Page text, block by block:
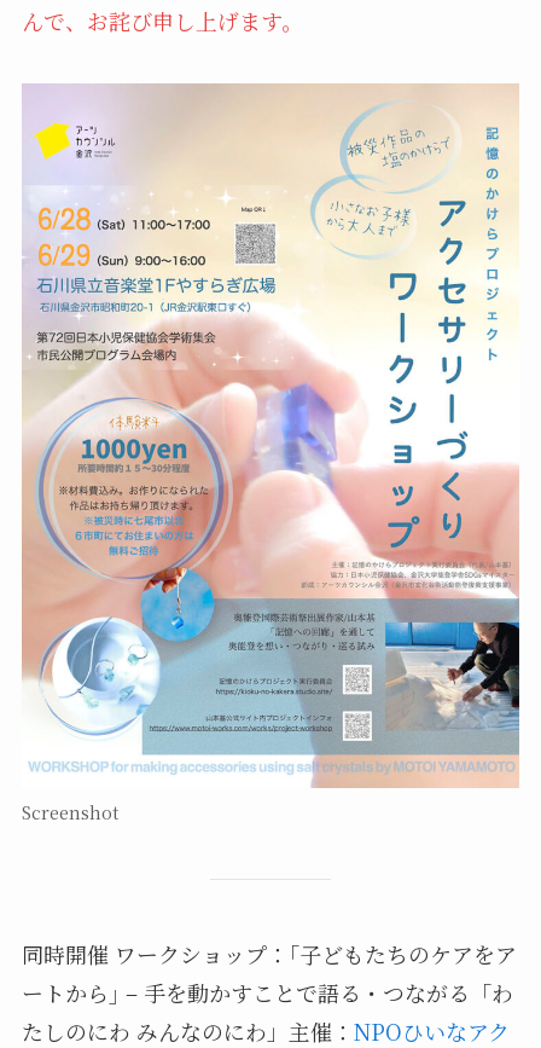
んで、お詫び申し上げます。
Screenshot
同時開催 ワークショップ：｢子どもたちのケアをア
ートから｣ – 手を動かすことで語る・つながる「わ
たしのにわ みんなのにわ」主催： NPOひいなアク